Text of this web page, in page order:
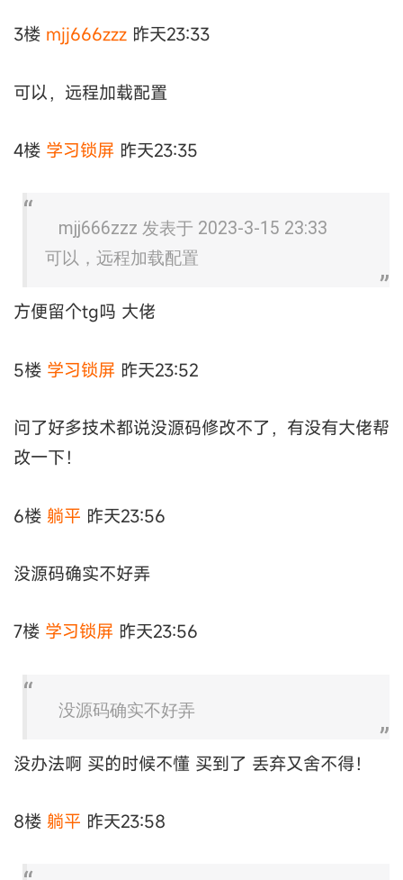
3楼 mjj666zzz 昨天23:33
可以，远程加载配置
4楼 学习锁屏 昨天23:35
mjj666zzz 发表于 2023-3-15 23:33
可以，远程加载配置
方便留个tg吗 大佬
5楼 学习锁屏 昨天23:52
问了好多技术都说没源码修改不了，有没有大佬帮
改一下！
6楼 躺平 昨天23:56
没源码确实不好弄
7楼 学习锁屏 昨天23:56
没源码确实不好弄
没办法啊 买的时候不懂 买到了 丢弃又舍不得！
8楼 躺平 昨天23:58